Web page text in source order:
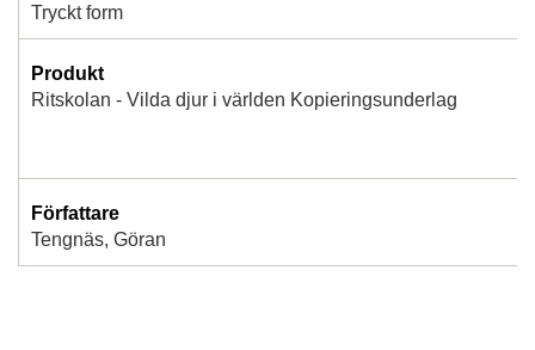
Tryckt form
Produkt
Ritskolan - Vilda djur i världen Kopieringsunderlag
Författare
Tengnäs, Göran